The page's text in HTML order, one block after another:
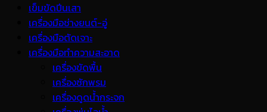
เข็มขัดปีนเสา
เครื่องมือช่างยนต์-อู่
เครื่องมือตัดเจาะ
เครื่องมือทำความสะอาด
เครื่องขัดพื้น
เครื่องซักพรม
เครื่องดูดน้ำกระจก